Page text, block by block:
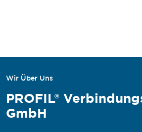
Wir Über Uns
PROFIL®
GmbH